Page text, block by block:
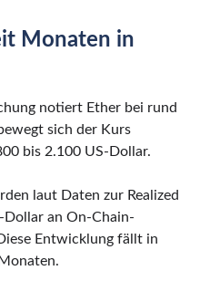
Monaten in
notiert Ether bei rund
sich der Kurs
bis 2.100 US-Dollar.
laut Daten zur Realized
Dollar an On-Chain-
Entwicklung fällt in